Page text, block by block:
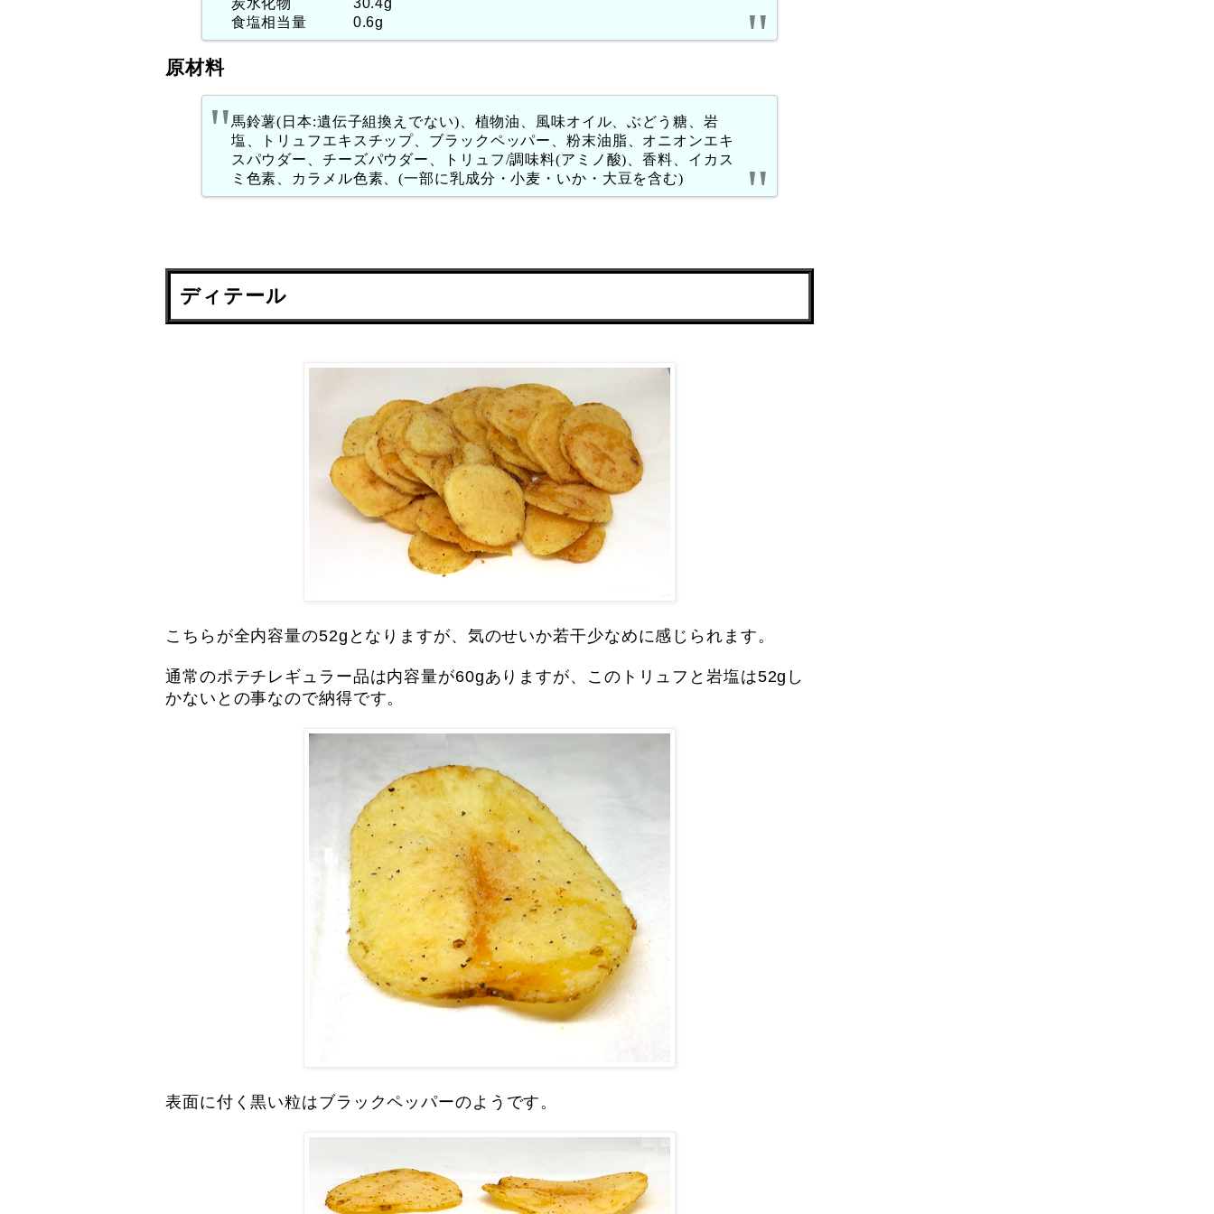
炭水化物 30.4g
食塩相当量 0.6g
原材料
馬鈴薯(日本:遺伝子組換えでない)、植物油、風味オイル、ぶどう糖、岩
塩、トリュフエキスチップ、ブラックペッパー、粉末油脂、オニオンエキ
スパウダー、チーズパウダー、トリュフ/調味料(アミノ酸)、香料、イカス
ミ色素、カラメル色素、(一部に乳成分・小麦・いか・大豆を含む)
ディテール
こちらが全内容量の52gとなりますが、気のせいか若干少なめに感じられます。
通常のポテチレギュラー品は内容量が60gありますが、このトリュフと岩塩は52gし
かないとの事なので納得です。
表面に付く黒い粒はブラックペッパーのようです。